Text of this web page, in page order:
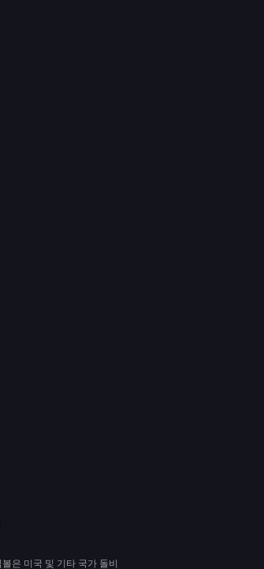
은 미국 및 기타 국가 돌비